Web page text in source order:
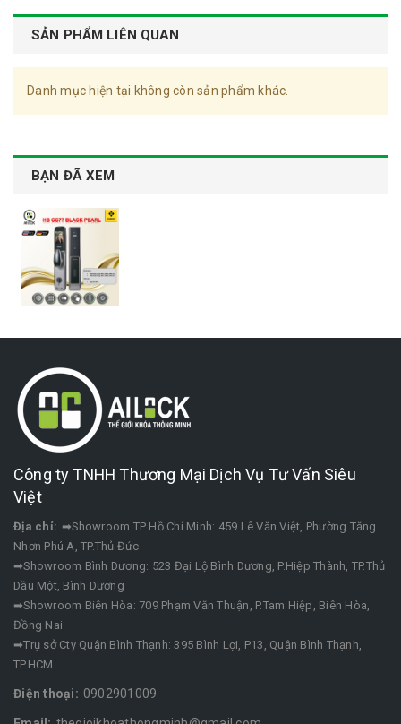
SẢN PHẨM LIÊN QUAN
Danh mục hiện tại không còn sản phẩm khác.
BẠN ĐÃ XEM
Công ty TNHH Thương Mại Dịch Vụ Tư Vấn Siêu
Việt
Địa chỉ: ➡Showroom TP Hồ Chí Minh: 459 Lê Văn Việt, Phường Tăng
Nhơn Phú A, TP.Thủ Đức
➡Showroom Bình Dương: 523 Đại Lộ Bình Dương, P.Hiệp Thành, TP.Thủ
Dầu Một, Bình Dương
➡Showroom Biên Hòa: 709 Phạm Văn Thuận, P.Tam Hiệp, Biên Hòa,
Đồng Nai
➡Trụ sở Cty Quận Bình Thạnh: 395 Bình Lợi, P13, Quận Bình Thạnh,
TP.HCM
Điện thoại: 0902901009